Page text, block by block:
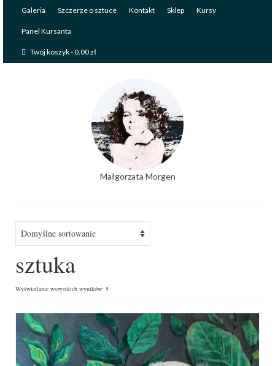
Galeria Szczerze o sztuce Kontakt Sklep Kursy
Panel Kursanta
Twój koszyk-0.00zł
Małgorzata Morgen
sztuka
Wyświetlanie wszystkich wyników: 5